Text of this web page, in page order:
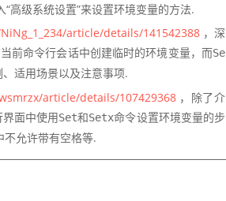
高级系统设置”来设置环境变量的方法.
article/details/141542388，深
前命令行会话中创建临时的环境变量，而Se
适用场景以及注意事项.
article/details/107429368，除了介
面中使用Set和Setx命令设置环境变量的步
允许带有空格等.